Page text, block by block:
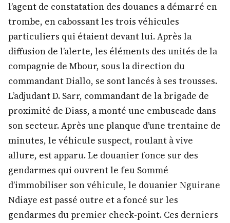
l’agent de constatation des douanes a démarré en
trombe, en cabossant les trois véhicules
particuliers qui étaient devant lui. Après la
diffusion de l’alerte, les éléments des unités de la
compagnie de Mbour, sous la direction du
commandant Diallo, se sont lancés à ses trousses.
L’adjudant D. Sarr, commandant de la brigade de
proximité de Diass, a monté une embuscade dans
son secteur. Après une planque d’une trentaine de
minutes, le véhicule suspect, roulant à vive
allure, est apparu. Le douanier fonce sur des
gendarmes qui ouvrent le feu Sommé
d’immobiliser son véhicule, le douanier Nguirane
Ndiaye est passé outre et a foncé sur les
gendarmes du premier check-point. Ces derniers